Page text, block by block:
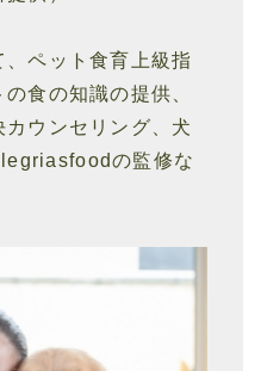
ペット食育上級指
食の知識の提供、
ウンセリング、犬
の監修な